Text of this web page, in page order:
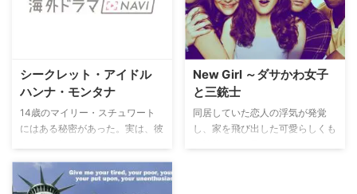
きた権力構造とこれが崩壊してい
シークレット・アイドル
ハンナ・モンタナ
14歳のマイリー・スチュワート
にはある秘密があった。実は、彼
ル「ハンナ・モンタナ」！ 普通
の暮らしと友情を守るため、マイ
New Girl ～ダサかわ女子
と三銃士
同居していた恋人の浮気が発覚
し、家を飛び出した可愛らしくも